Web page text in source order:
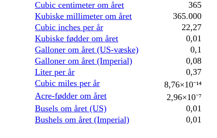
Cubic centimeter om året
365
Kubiske millimeter om året
365.000
Cubic inches per år
22,27
Kubiske fødder om året
0,01
Galloner om året (US-væske)
0,1
Galloner om året (Imperial)
0,08
Liter per år
0,37
Cubic miles per år
8,76×10⁻¹⁴
Acre-fødder om året
2,96×10⁻⁷
Busels om året (US)
0,01
Bushels om året (Imperial)
0,01